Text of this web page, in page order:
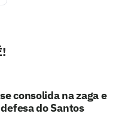
consolida na zaga e
do Santos